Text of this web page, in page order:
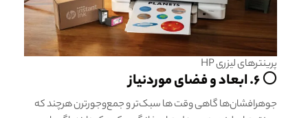
پرینترهای لیزری HP
⚪ ۶. ابعاد و فضای موردنیاز
جوهرافشان‌ها گاهی وقت ها سبک‌تر و جمع‌وجورترن هرچند که